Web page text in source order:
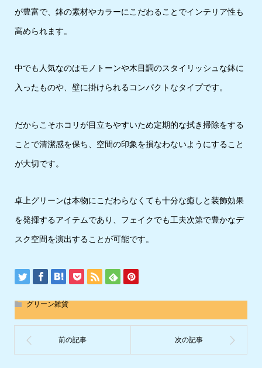
が豊富で、鉢の素材やカラーにこだわることでインテリア性も
高められます。
中でも人気なのはモノトーンや木目調のスタイリッシュな鉢に
入ったものや、壁に掛けられるコンパクトなタイプです。
だからこそホコリが目立ちやすいため定期的な拭き掃除をする
ことで清潔感を保ち、空間の印象を損なわないようにすること
が大切です。
卓上グリーンは本物にこだわらなくても十分な癒しと装飾効果
を発揮するアイテムであり、フェイクでも工夫次第で豊かなデ
スク空間を演出することが可能です。
グリーン雑貨